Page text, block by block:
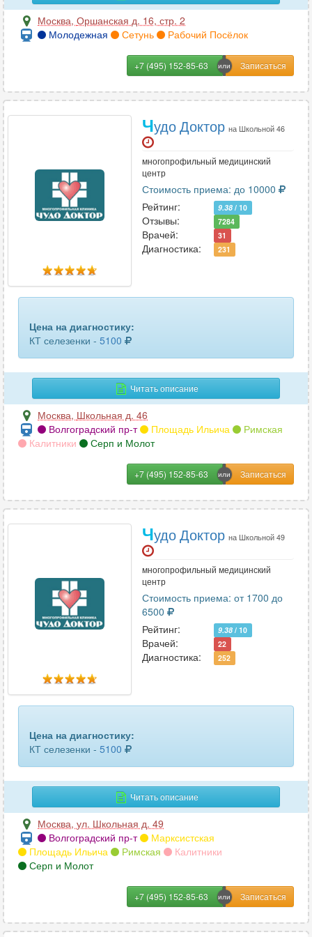
пищевода 16
плечевого сустава
24
поджелудочной железы 33
почек и мочевыводящих путей
пояснично-крестцового отдела позвоночника
поясничного отдела позвоночника
предплечья
придаточных пазух носа
пяточных костей
селезенки 33
сердца 4
сосудов головного мозга 15
24
стопы или кисти
тазобедренного сустава
трубчатых костей
челюсти
щитовидной железы
Москва, Оршанская д. 16, стр. 2
Молодежная
Сетунь Рабочий Посёлок
+7 (495) 152-85-63
Чудо Доктор на Школьной 46
многопрофильный медицинский
центр
Стоимость приема: до 10000
Рейтинг:
9.38 / 10
Отзывы: 7284
Врачей: 31
Диагностика: 231
Цена на диагностику:
КТ селезенки - 5100
Читать описание
Москва, Школьная д. 46
Волгоградский пр-т
Площадь Ильича
Римская
Калитники
Серп и Молот
+7 (495) 152-85-63
Чудо Доктор на Школьной 49
многопрофильный медицинский
центр
Стоимость приема: от 1700 до
6500
Рейтинг:
9.38 / 10
Врачей: 22
Диагностика: 252
Цена на диагностику:
КТ селезенки - 5100
Читать описание
Москва, ул. Школьная д. 49
Волгоградский пр-т
Марксистская
Площадь Ильича
Римская
Калитники
Серп и Молот
+7 (495) 152-85-63